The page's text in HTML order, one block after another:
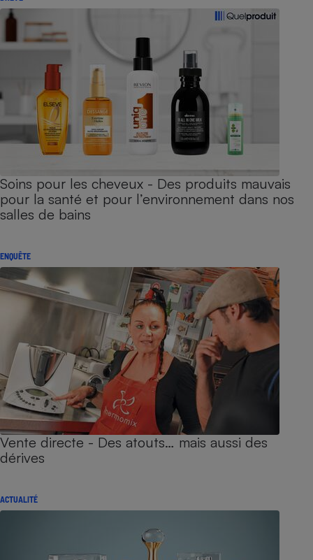
Soins pour les cheveux - Des produits mauvais
pour la santé et pour l’environnement dans nos
salles de bains
ENQUÊTE
Vente directe - Des atouts… mais aussi des
dérives
ACTUALITÉ